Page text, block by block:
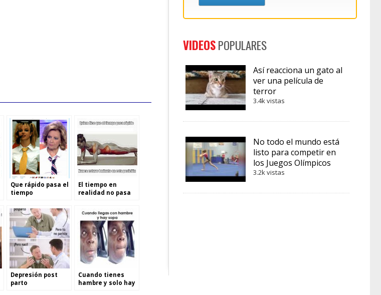
Que rápido pasa el
tiempo
El tiempo en
realidad no pasa
Depresión post
parto
Cuando tienes
hambre y solo hay
VIDEOSPOPULARES
Así reacciona un gato al
ver una película de
terror
3.4k vistas
No todo el mundo está
listo para competir en
los Juegos Olímpicos
3.2k vistas